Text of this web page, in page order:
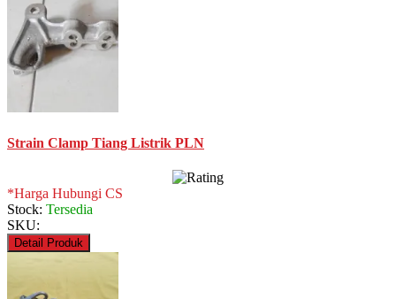
Strain Clamp Tiang Listrik PLN
*Harga Hubungi CS
Stock: Tersedia
SKU:
Detail Produk